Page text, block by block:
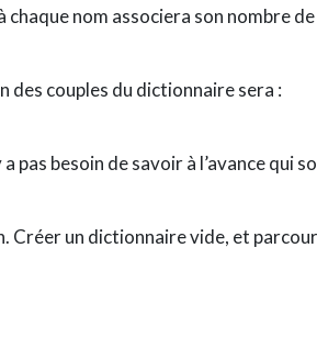
nom associera son nombre
des couples du dictionnaire sera :
pas besoin de savoir à l’avance qui
Créer un dictionnaire vide, et